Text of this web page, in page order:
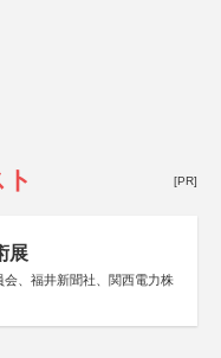
[PR]
展
、福井新聞社、関西電力株